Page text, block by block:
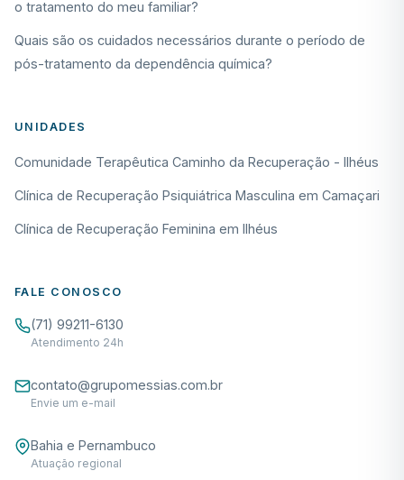
o tratamento do meu familiar?
Quais são os cuidados necessários durante o período de
pós-tratamento da dependência química?
UNIDADES
Comunidade Terapêutica Caminho da Recuperação - Ilhéus
Clínica de Recuperação Psiquiátrica Masculina em Camaçari
Clínica de Recuperação Feminina em Ilhéus
FALE CONOSCO
(71) 99211-6130
Atendimento 24h
contato@grupomessias.com.br
Envie um e-mail
Bahia e Pernambuco
Atuação regional